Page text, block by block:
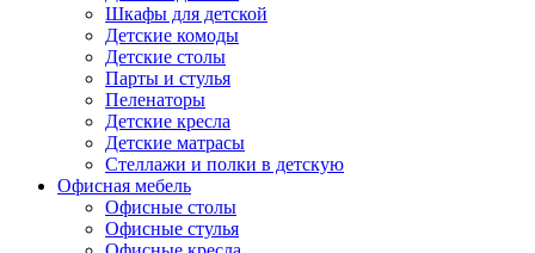
Шкафы для детской
Детские комоды
Детские столы
Парты и стулья
Пеленаторы
Детские кресла
Детские матрасы
Стеллажи и полки в детскую
Офисная мебель
Офисные столы
Офисные стулья